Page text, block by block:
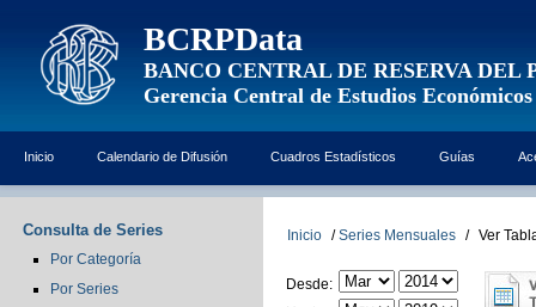
BCRPData
BANCO CENTRAL DE RESERVA DEL
Gerencia Central de Estudios Económicos
Inicio Calendario de Difusión Cuadros Estadísticos Guías
Consulta de Series
Por Categoría
Por Series
Inicio / Series Mensuales / Ver
Desde: